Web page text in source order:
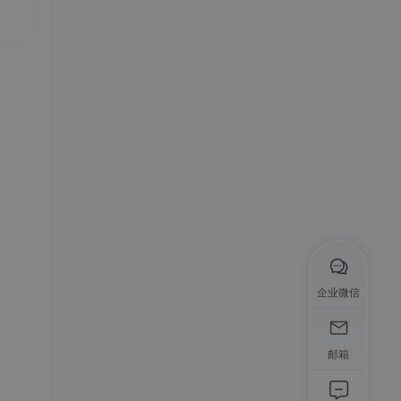
企业微信
邮箱